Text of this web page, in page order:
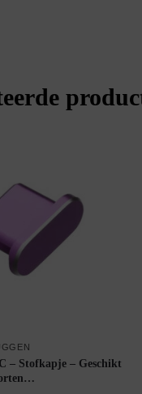
– Stofkapje – Geschikt